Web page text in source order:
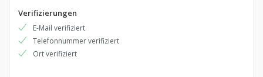
Verifizierungen
E-Mail verifiziert
Telefonnummer verifiziert
Ort verifiziert